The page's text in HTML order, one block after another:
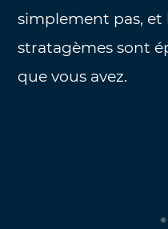
simplement pas, et
stratagèmes sont
que vous avez.